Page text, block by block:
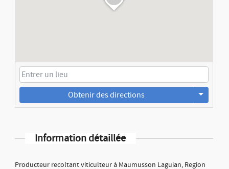
Obtenir des directions
Information détaillée
Producteur recoltant viticulteur à Maumusson Laguian, Region